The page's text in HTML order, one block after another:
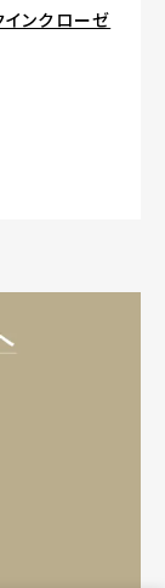
インクローゼ